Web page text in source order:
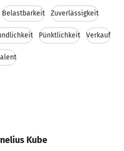
Belastbarkeit Zuverlässigkeit
Pünktlichkeit Verkauf
Kube